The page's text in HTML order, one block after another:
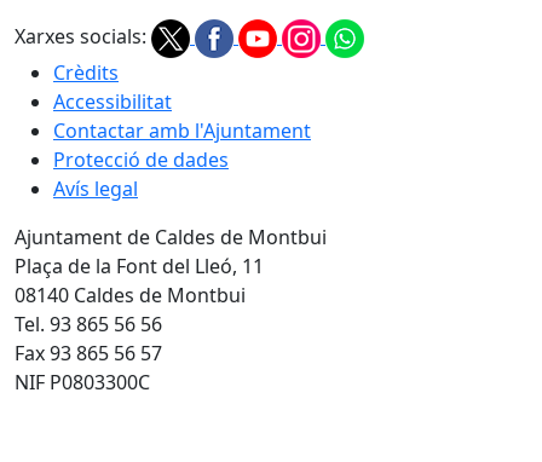
Xarxes socials:
Crèdits
Accessibilitat
Contactar amb l'Ajuntament
Protecció de dades
Avís legal
Ajuntament de Caldes de Montbui
Plaça de la Font del Lleó, 11
08140 Caldes de Montbui
Tel. 93 865 56 56
Fax 93 865 56 57
NIF P0803300C